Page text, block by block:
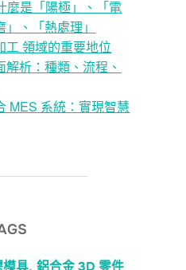
麼是「陽極」、「電
、「熱處理」
工 領域的重要地位
析：種類、流程、
MES 系統：實現智慧
模具, 鋁合金 3D 零件